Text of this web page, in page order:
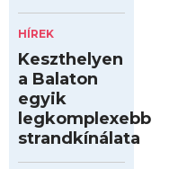
HÍREK
Keszthelyen
a Balaton
egyik
legkomplexebb
strandkínálata